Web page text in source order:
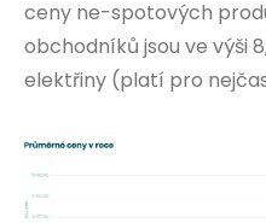
ceny ne-spotových
obchodníků jsou ve výši
elektřiny (platí pro